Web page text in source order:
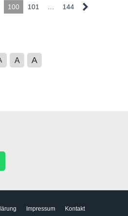
100 101 144
A A
Impressum Kontakt